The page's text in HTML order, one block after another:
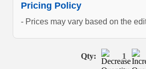
Pricing Policy
- Prices may vary based on the
Qty: 1